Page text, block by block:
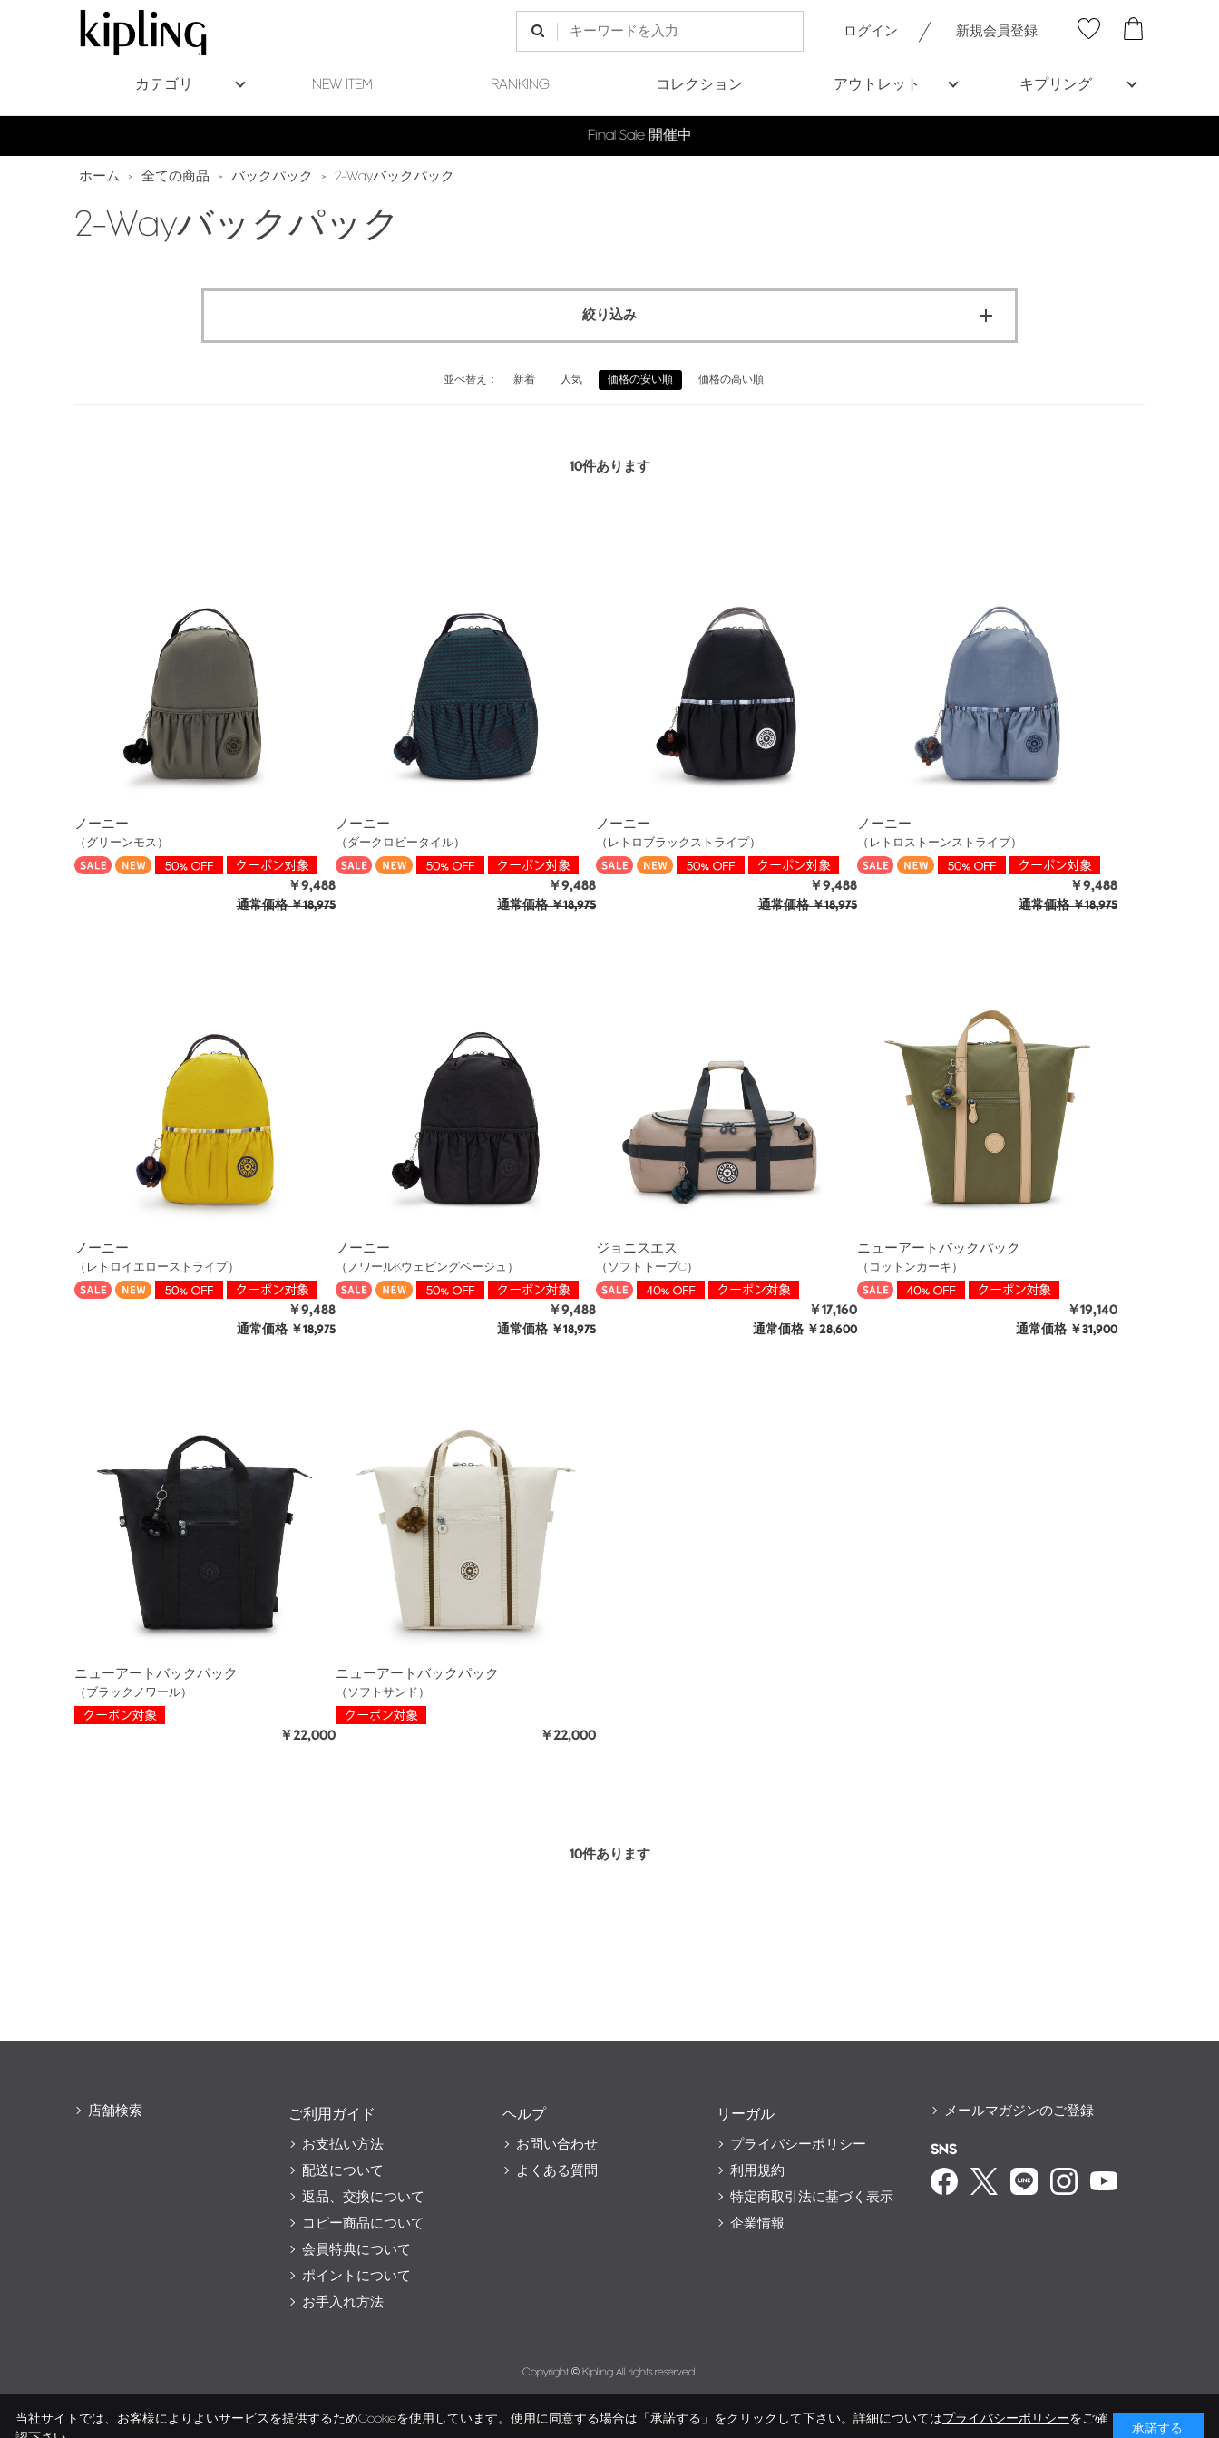
ログイン 新規会員登録
カテゴリ NEW ITEM RANKING コレクション アウトレット キプリング
Final Sale 開催中
ホーム > 全ての商品 > バックパック > 2-Wayバックパック
2-Wayバックパック
絞り込み
並べ替え： 新着 人気 価格の安い順 価格の高い順
10件あります
ノーニー
（グリーンモス）
￥9,488
通常価格￥18,975
ノーニー
（ダークロビータイル）
￥9,488
通常価格￥18,975
ノーニー
（レトロブラックストライプ）
￥9,488
通常価格￥18,975
ノーニー
（レトロストーンストライプ）
￥9,488
通常価格￥18,975
ノーニー
（レトロイエローストライプ）
￥9,488
通常価格￥18,975
ノーニー
（ノワールKウェビングベージュ）
￥9,488
通常価格￥18,975
ジョニスエス
（ソフトトープC）
￥17,160
通常価格￥28,600
ニューアートバックパック
（コットンカーキ）
￥19,140
通常価格￥31,900
ニューアートバックパック
（ブラックノワール）
￥22,000
ニューアートバックパック
（ソフトサンド）
￥22,000
10件あります
店舗検索
ご利用ガイド
お支払い方法
配送について
返品、交換について
コピー商品について
会員特典について
ポイントについて
お手入れ方法
ヘルプ
お問い合わせ
よくある質問
リーガル
プライバシーポリシー
利用規約
特定商取引法に基づく表示
企業情報
メールマガジンのご登録
SNS
Copyright © Kipling All rights reserved.
当社サイトでは、お客様によりよいサービスを提供するためCookieを使用しています。使用に同意する場合は「承諾する」をクリックして下さい。詳細についてはプライバシーポリシーをご確
承諾する